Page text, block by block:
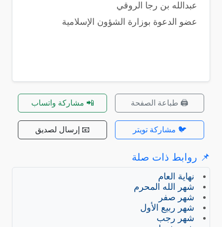
عبدالله بن رجا الروقي
عضو الدعوة بوزارة الشؤون الإسلامية
🖨️ طباعة الصفحة 📲 مشاركة واتساب
🐦 مشاركة تويتر 📧 إرسال لصديق
📌 روابط ذات صلة
نهاية العام
شهر الله المحرم
شهر صفر
شهر ربيع الأول
شهر رجب